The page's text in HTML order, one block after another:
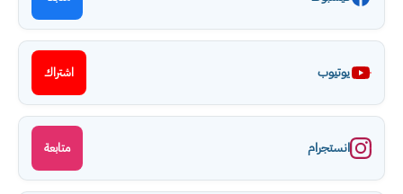
يوتيوب اشتراك
انستجرام متابعة